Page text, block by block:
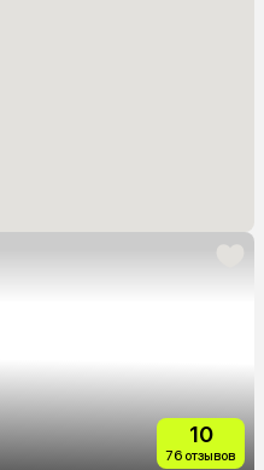
10
76 отзывов